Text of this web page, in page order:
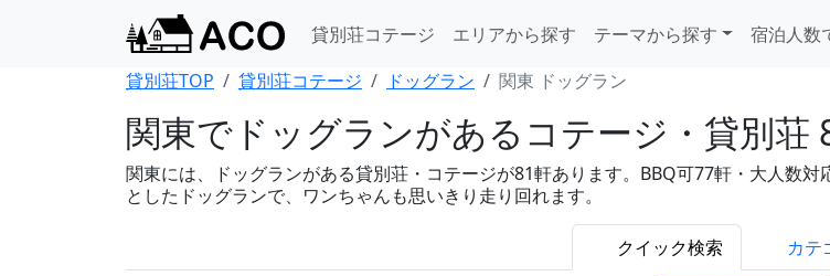
貸別荘コテージ エリアから探す テーマから探す 宿泊人数
貸別荘TOP
貸別荘コテージ ドッグラン 関東 ドッグラン
関東でドッグランがあるコテージ・貸別荘
関東には、ドッグランがある貸別荘・コテージが81軒あります。BBQ可77軒・大人数
としたドッグランで、ワンちゃんも思いきり走り回れます。
クイック検索 カテ